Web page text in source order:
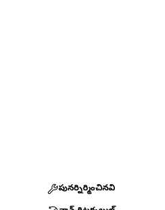
పునర్నిర్మించినవి